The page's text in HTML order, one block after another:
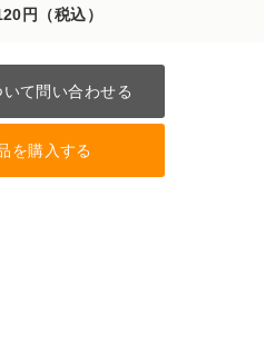
円（税込）
て問い合わせる
を購入する